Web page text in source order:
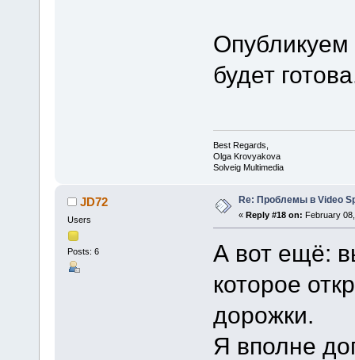
будет
Best Regards,
Olga Krovyakova
Solveig Multimedia
JD72
Users
Posts: 6
Re: Проблемы в Video
« Reply #18 on: February
А вот ещё:
которое
дорожки.
Я вполне